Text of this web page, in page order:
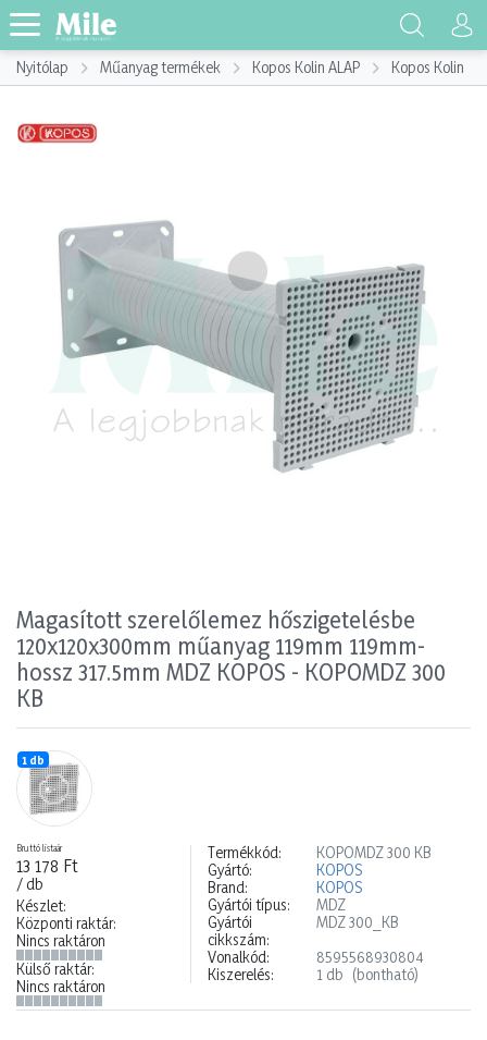
Nyitólap Műanyag termékek Kopos Kolin ALAP Kopos Kolin
Magasított szerelőlemez hőszigetelésbe
120x120x300mm műanyag 119mm 119mm-
hossz 317.5mm MDZ KOPOS - KOPOMDZ 300
KB
1 db
Bruttó listaár
13 178 Ft
/ db
Készlet:
Központi raktár:
Nincs raktáron
Külső raktár:
Nincs raktáron
Termékkód:
KOPOMDZ 300 KB
Gyártó:
KOPOS
Brand:
KOPOS
Gyártói típus:
MDZ
Gyártói
cikkszám:
MDZ 300_KB
Vonalkód:
8595568930804
Kiszerelés:
1 db (bontható)